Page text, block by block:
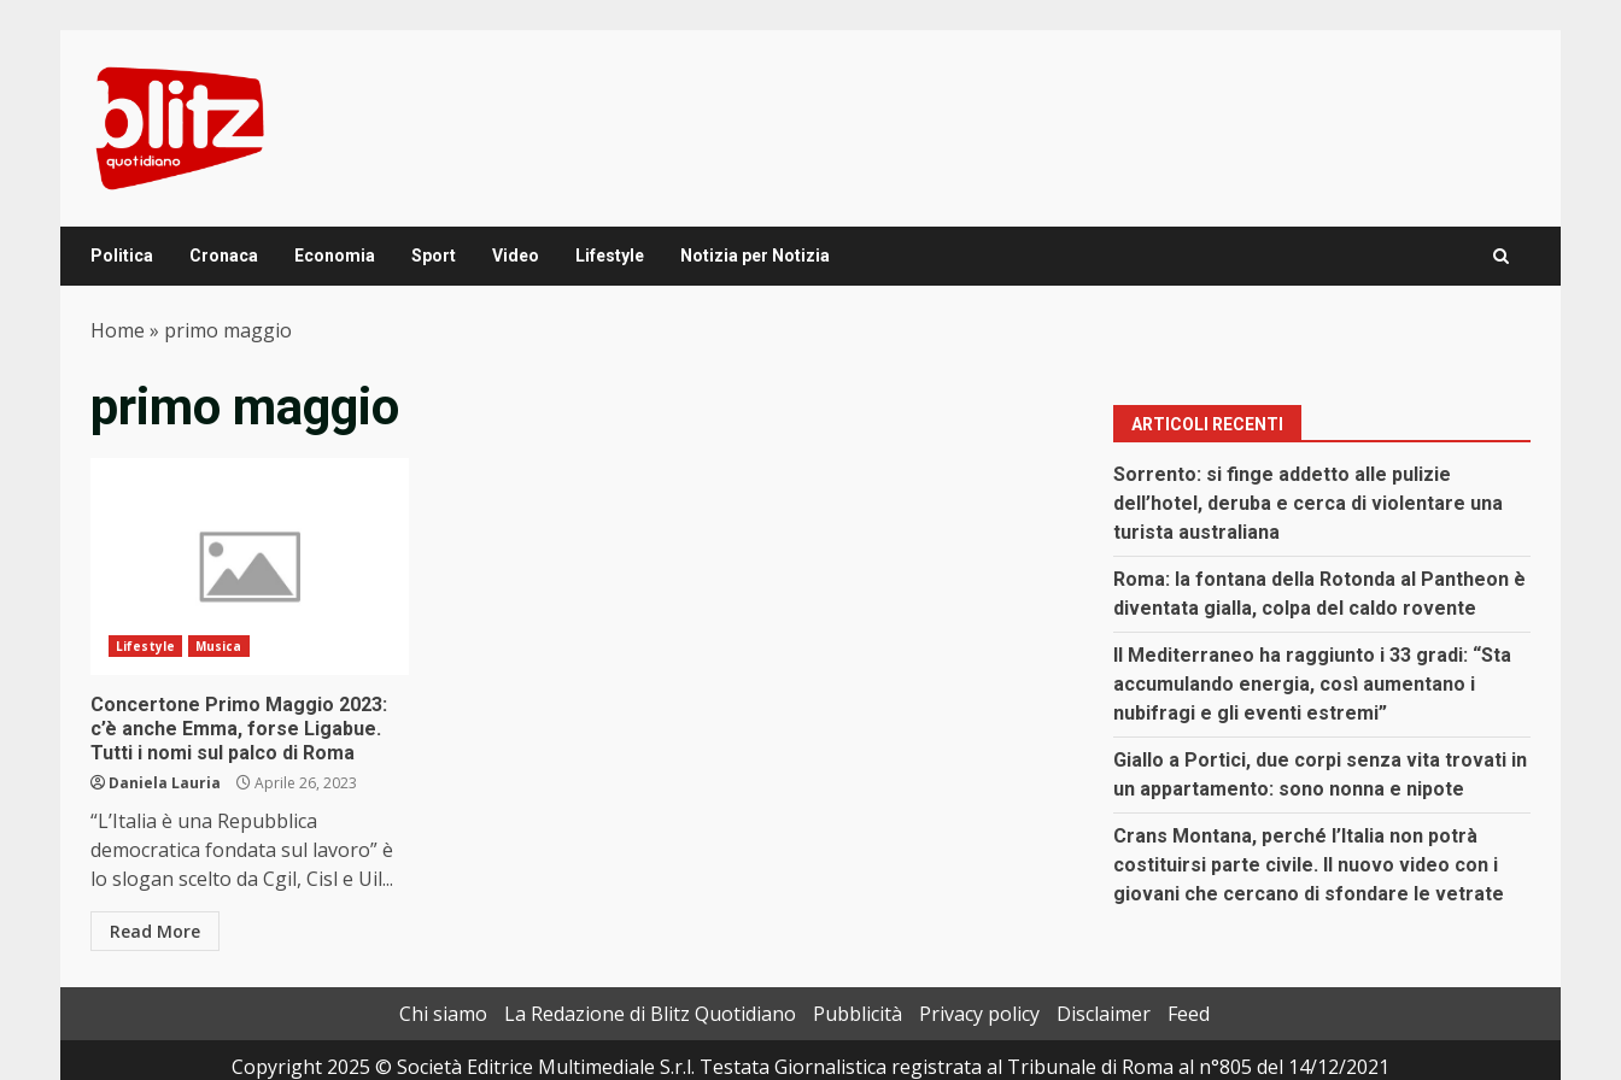
content
Politica Cronaca Economia Sport Video Lifestyle Notizia per Notizia
Home » primo maggio
primo maggio
Lifestyle Musica
Concertone Primo Maggio 2023:
c’è anche Emma, forse Ligabue.
Tutti i nomi sul palco di Roma
Daniela Lauria Aprile 26, 2023
“L’Italia è una Repubblica
democratica fondata sul lavoro” è
lo slogan scelto da Cgil, Cisl e Uil...
Read More
ARTICOLI RECENTI
Sorrento: si finge addetto alle pulizie
dell’hotel, deruba e cerca di violentare una
turista australiana
Roma: la fontana della Rotonda al Pantheon è
diventata gialla, colpa del caldo rovente
Il Mediterraneo ha raggiunto i 33 gradi: “Sta
accumulando energia, così aumentano i
nubifragi e gli eventi estremi”
Giallo a Portici, due corpi senza vita trovati in
un appartamento: sono nonna e nipote
Crans Montana, perché l’Italia non potrà
costituirsi parte civile. Il nuovo video con i
giovani che cercano di sfondare le vetrate
Chi siamo La Redazione di Blitz Quotidiano Pubblicità Privacy policy Disclaimer
Feed
Copyright 2025 © Società Editrice Multimediale S.r.l. Testata Giornalistica registrata al Tribunale di Roma al n°805 del 14/12/2021